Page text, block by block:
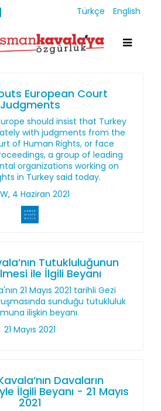
Türkçe English
European Court
Judgments
should insist that Turkey
with judgments from the
of Human Rights, or face
a group of leading
organizations working on
in Turkey said today.
4 Haziran 2021
Tutukluluğunun
ile İlgili Beyanı
21 Mayıs 2021 tarihli Gezi
sunduğu tutukluluk
ilişkin beyanı.
21 Mayıs 2021
Davaların
İlgili Beyanı - 21 Mayıs
2021